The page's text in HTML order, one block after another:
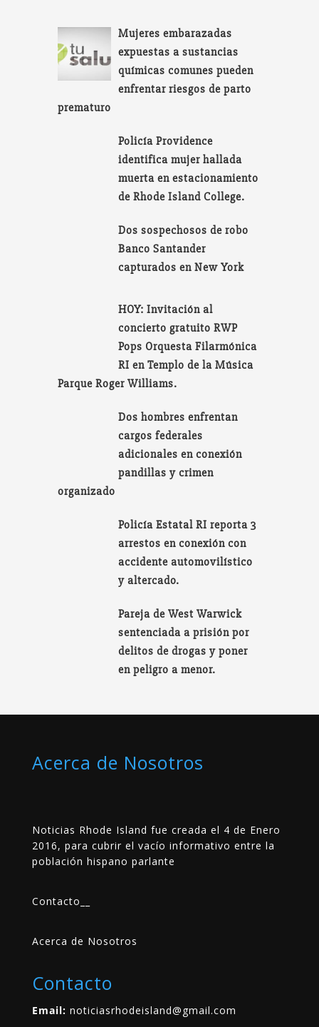
Mujeres embarazadas
expuestas a sustancias
químicas comunes pueden
enfrentar riesgos de parto
prematuro
Policía Providence
identifica mujer hallada
muerta en estacionamiento
de Rhode Island College.
Dos sospechosos de robo
Banco Santander
capturados en New York
HOY: Invitación al
concierto gratuito RWP
Pops Orquesta Filarmónica
RI en Templo de la Música
Parque Roger Williams.
Dos hombres enfrentan
cargos federales
adicionales en conexión
pandillas y crimen
organizado
Policía Estatal RI reporta 3
arrestos en conexión con
accidente automovilístico
y altercado.
Pareja de West Warwick
sentenciada a prisión por
delitos de drogas y poner
en peligro a menor.
Acerca de Nosotros
Noticias Rhode Island fue creada el 4 de Enero
2016, para cubrir el vacío informativo entre la
población hispano parlante
Contacto
Acerca de Nosotros
Contacto
Email: noticiasrhodeisland@gmail.com